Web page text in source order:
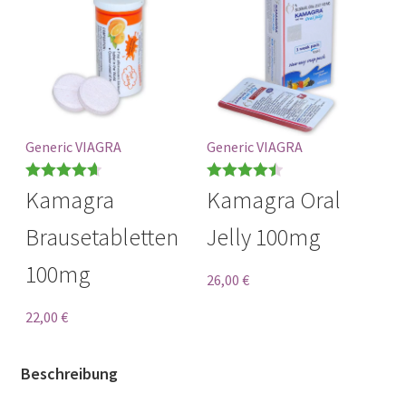
Generic VIAGRA
Bewertet
von 5
Kamagra
Brausetabletten
100mg
22,00 €
Generic VIAGRA
Bewertet
von 5
Kamagra Oral
Jelly 100mg
26,00 €
Beschreibung